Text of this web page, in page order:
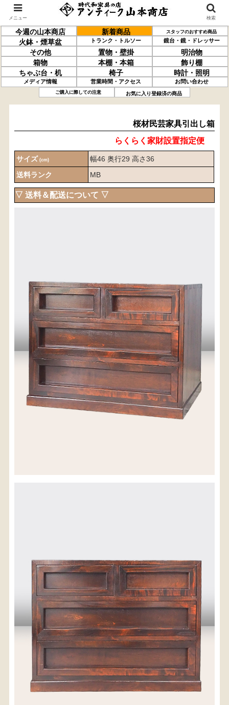
今週の山本商店 新着商品 スタッフのおすすめ商品
火鉢・煙草盆 トランク・トルソー 鏡台・鏡・ドレッサー
その他 置物・壁掛
明治物
箱物
本棚・本箱
飾り棚
ちゃぶ台・机
椅子 時計・照明
メディア情報 営業時間・アクセス お問い合わせ
ご購入に際しての注意 お気に入り登録済の商品
民芸家具引出し箱
桜材民芸家具引出し箱
らくらく家財設置指定便
サイズ (cm)
幅46 奥行29 高さ36
送料ランク
MB
▽ 送料＆配送について ▽
だくと、自動的に送料が加算されます。
・配送についての詳細は、こちら→
【送料を確認する】
お届け先、送料ランクを選択する事で送料が表
示されます。
お届け先
送料ランク
メニュー 検索